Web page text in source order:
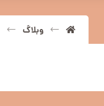
وبلاگ